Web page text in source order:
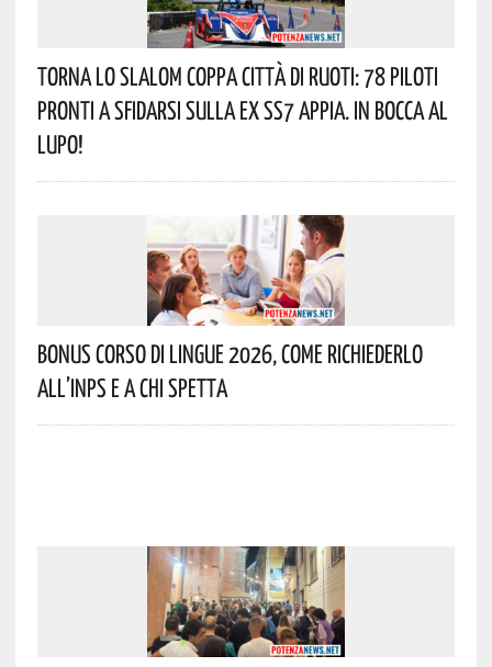
Torna Lo Slalom Coppa Città Di Ruoti: 78 Piloti
Pronti A Sfidarsi Sulla Ex SS7 Appia. In Bocca Al
Lupo!
Bonus Corso Di Lingue 2026, Come Richiederlo
All’INPS E A Chi Spetta